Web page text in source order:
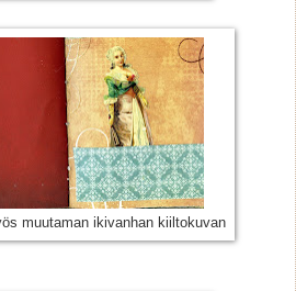
muutaman ikivanhan kiiltokuvan